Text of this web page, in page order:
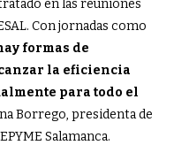
en las reuniones
Con jornadas como
formas de
la eficiencia
para todo el
Borrego, presidenta de
Salamanca.